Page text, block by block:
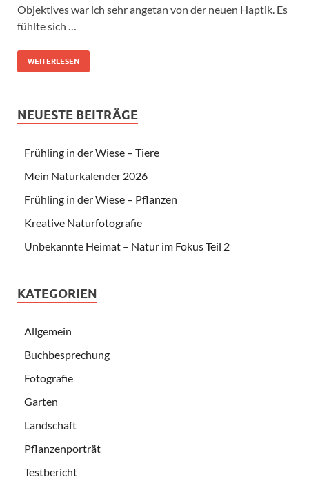
Objektives war ich sehr angetan von der neuen Haptik. Es
fühlte sich …
WEITERLESEN
NEUESTE BEITRÄGE
Frühling in der Wiese – Tiere
Mein Naturkalender 2026
Frühling in der Wiese – Pflanzen
Kreative Naturfotografie
Unbekannte Heimat – Natur im Fokus Teil 2
KATEGORIEN
Allgemein
Buchbesprechung
Fotografie
Garten
Landschaft
Pflanzenporträt
Testbericht